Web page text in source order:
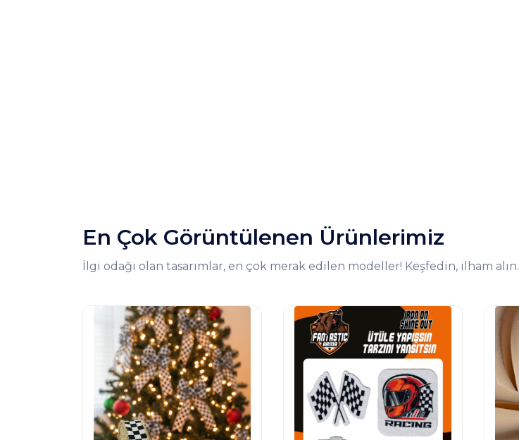
En Çok Görüntülenen Ürünlerimiz
İlgi odağı olan tasarımlar, en çok merak edilen modeller! Keşfedin, ilham alın.